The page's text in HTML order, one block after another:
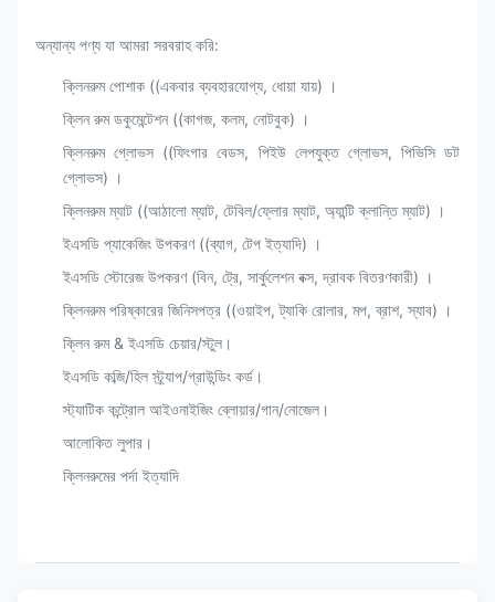
অন্যান্য পণ্য যা আমরা সরবরাহ করি:
ক্লিনরুম পোশাক ((একবার ব্যবহারযোগ্য, ধোয়া যায়) ।
ক্লিন রুম ডকুমেন্টেশন ((কাগজ, কলম, নোটবুক) ।
ক্লিনরুম গ্লোভস ((ফিংগার বেডস, পিইউ লেপযুক্ত গ্লোভস, পিভিসি ডট
গ্লোভস) ।
ক্লিনরুম ম্যাট ((আঠালো ম্যাট, টেবিল/ফ্লোর ম্যাট, অ্যান্টি ক্লান্তি ম্যাট) ।
ইএসডি প্যাকেজিং উপকরণ ((ব্যাগ, টেপ ইত্যাদি) ।
ইএসডি স্টোরেজ উপকরণ (বিন, ট্রে, সার্কুলেশন বক্স, দ্রাবক বিতরণকারী) ।
ক্লিনরুম পরিষ্কারের জিনিসপত্র ((ওয়াইপ, ট্যাকি রোলার, মপ, ব্রাশ, স্যাব) ।
ক্লিন রুম & ইএসডি চেয়ার/স্টুল।
ইএসডি কব্জি/হিল স্ট্র্যাপ/গ্রাউন্ডিং কর্ড।
স্ট্যাটিক কন্ট্রোল আইওনাইজিং ব্লোয়ার/গান/নোজেল।
আলোকিত লুপার।
ক্লিনরুমের পর্দা ইত্যাদি